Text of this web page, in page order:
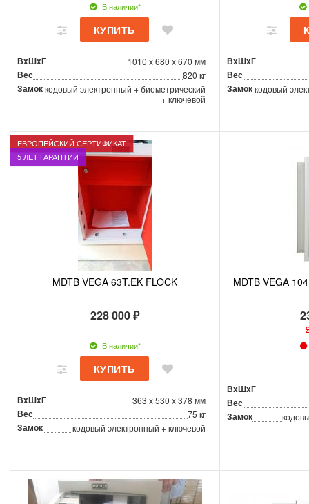
В наличии*
ВxШxГ 1010 x 680 x 670 мм
Вес 820 кг
Замоккодовый электронный + биометрический
+ ключевой
ВxШxГ
Вес
Замоккодовый
ЕВРОПЕЙСКИЙ СЕРТИФИКАТ
5 ЛЕТ ГАРАНТИИ
MDTB VEGA 63T.EK FLOCK
228 000 ₽
В наличии*
ВxШxГ 363 x 530 x 378 мм
Вес 75 кг
Замок кодовый электронный + ключевой
MDTB VEGA
ВxШxГ
Вес
Замок